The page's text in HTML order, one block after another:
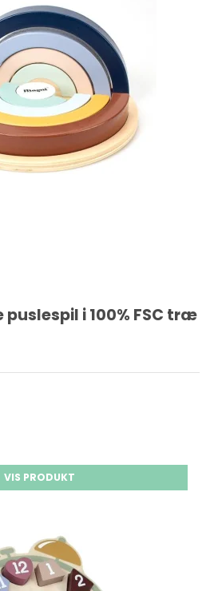
puslespil i 100% FSC træ
VIS PRODUKT